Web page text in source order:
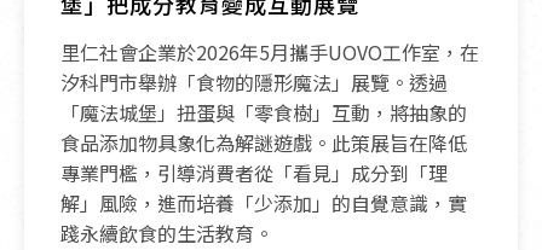
里仁社會企業於2026年5月攜手UOVO工作室，在
汐科門市舉辦「食物的隱形魔法」展覽。透過
「魔法城堡」扭蛋與「零食樹」互動，將抽象的
食品添加物具象化為解謎遊戲。此策展旨在降低
專業門檻，引導消費者從「看見」成分到「理
解」風險，進而培養「少添加」的自覺意識，實
踐永續飲食的生活教育。